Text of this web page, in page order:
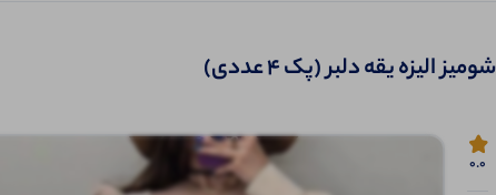
شومیز الیزه یقه دلبر (پک 4 عددی)
0.0